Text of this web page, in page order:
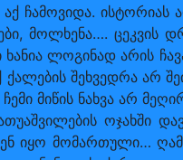
აქ ჩამოვიდა.
მოლხენა….
ხანია ლოგინად არის
შეხვედრა არ
ჩემი მიწის ნახვა არ
ოჯახში
იყო მომართული…